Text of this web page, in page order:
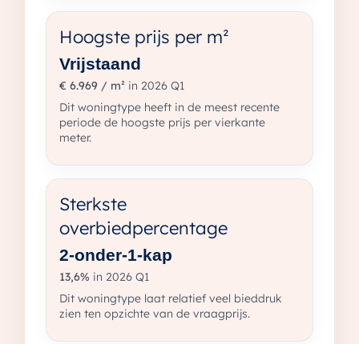
Hoogste prijs per m²
Vrijstaand
€ 6.969 / m² in 2026 Q1
Dit woningtype heeft in de meest recente
periode de hoogste prijs per vierkante
meter.
Sterkste
overbiedpercentage
2-onder-1-kap
13,6% in 2026 Q1
Dit woningtype laat relatief veel bieddruk
zien ten opzichte van de vraagprijs.